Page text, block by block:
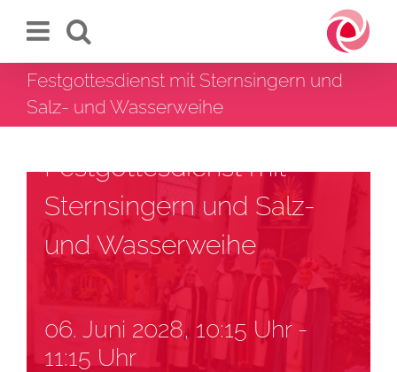
Inhalt
Festgottesdienst mit Sternsingern und
Salz- und Wasserweihe
Festgottesdienst mit
Sternsingern und Salz-
und Wasserweihe
06. Juni 2028, 10:15 Uhr-
11:15 Uhr